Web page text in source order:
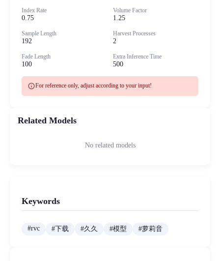
Index Rate
0.75
Volume Factor
1.25
Sample Length
192
Harvest Processes
2
Fade Length
100
Extra Inference Time
500
infoFor reference only, adjust according to your input!
Related Models
No related models
Keywords
#rvc #下载 #久久 #模型 #萝莉音